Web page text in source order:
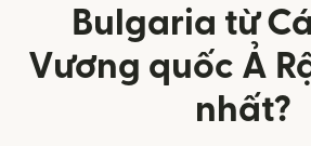
Bulgaria từ
Vương quốc Ả
nhất?